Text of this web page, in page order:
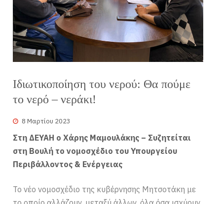
Ιδιωτικοποίηση του νερού: Θα πούμε
το νερό – νεράκι!
8 Μαρτίου 2023
Στη ΔΕΥΑΗ ο Χάρης Μαμουλάκης – Συζητείται
στη Βουλή το νομοσχέδιο του Υπουργείου
Περιβάλλοντος & Ενέργειας
Το νέο νομοσχέδιο της κυβέρνησης Μητσοτάκη με